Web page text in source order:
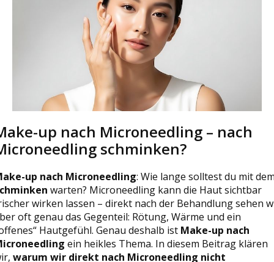
up nach Microneedling – nach
schminken?
up nach Microneedling: Wie lange solltest du mit
warten? Microneedling kann die Haut sichtbar
wirken lassen – direkt nach der Behandlung sehen
oft genau das Gegenteil: Rötung, Wärme und ein
Hautgefühl. Genau deshalb ist Make-up nach
ein heikles Thema. In diesem Beitrag klären
warum wir direkt nach Microneedling nicht